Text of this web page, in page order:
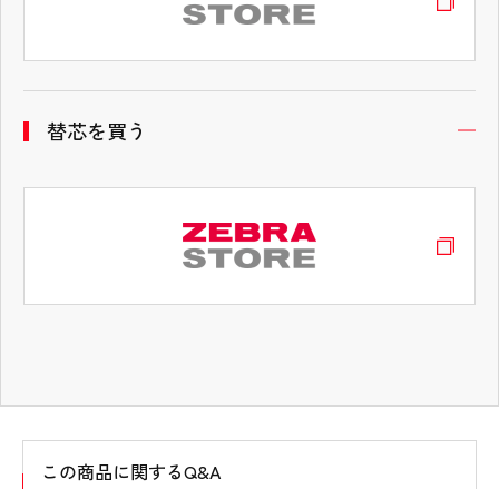
替芯を買う
この商品に関するQ&A